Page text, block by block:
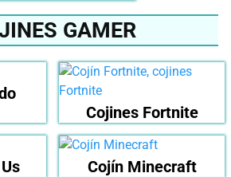
GAMER
Cojines Fortnite
Cojín Minecraft